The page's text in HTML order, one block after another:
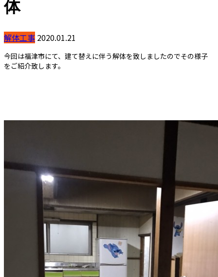
体
解体工事 2020.01.21
今回は福津市にて、建て替えに伴う解体を致しましたのでその様子
をご紹介致します。